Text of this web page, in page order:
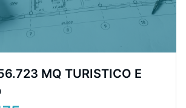
MQ TURISTICO E